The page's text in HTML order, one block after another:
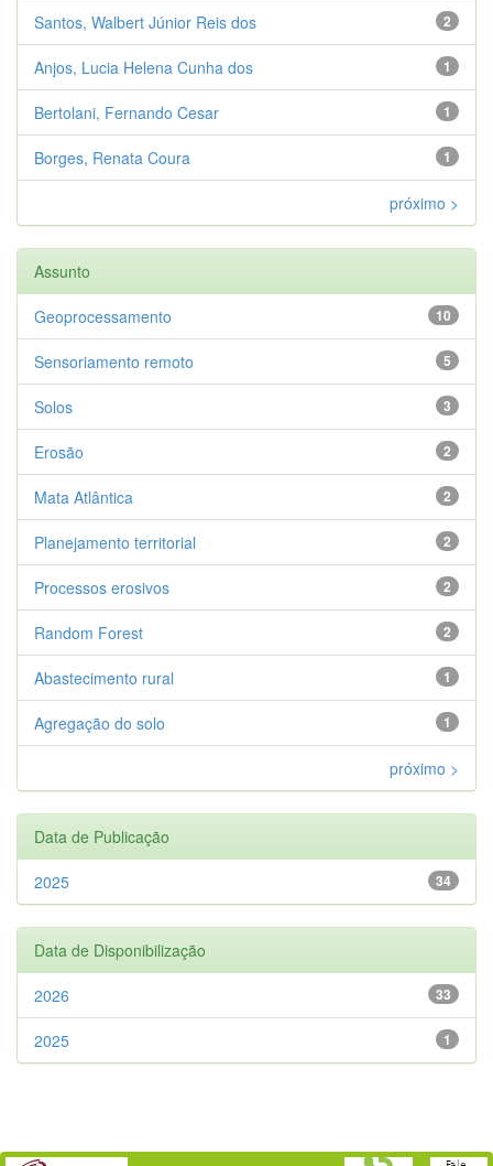
2
Santos, Walbert Júnior Reis dos
1
Anjos, Lucia Helena Cunha dos
1
Bertolani, Fernando Cesar
1
Borges, Renata Coura
próximo >
Assunto
10
Geoprocessamento
5
Sensoriamento remoto
3
Solos
2
Erosão
2
Mata Atlântica
2
Planejamento territorial
2
Processos erosivos
2
Random Forest
1
Abastecimento rural
1
Agregação do solo
próximo >
Data de Publicação
34
2025
Data de Disponibilização
33
2026
1
2025